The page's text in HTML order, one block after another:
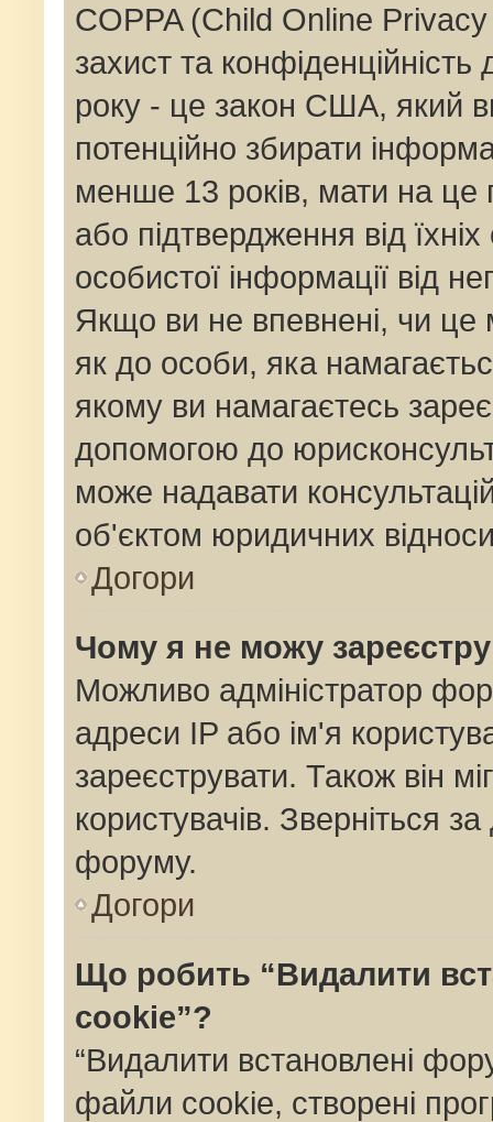
COPPA (Child Online
захист та конфіденційність
року - це закон США, який
потенційно збирати
менше 13 років, мати на це
або підтвердження від
особистої інформації від
Якщо ви не впевнені, чи
як до особи, яка
якому ви намагаєтесь
допомогою до
може надавати
об'єктом юридичних
Догори
Чому я не можу
Можливо адміністратор
адреси IP або ім'я
зареєструвати. Також він
користувачів. Зверніться
форуму.
Догори
Що робить “Видалити
cookie”?
“Видалити встановлені
файли cookie, створені